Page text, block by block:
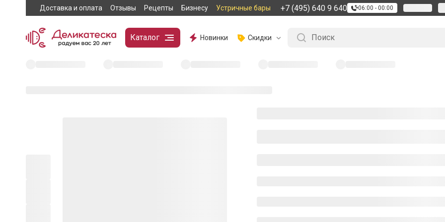
Доставка и оплата Отзывы Рецепты Бизнесу Устричные бары +7 (495) 640 9 640 06:00 - 00:00
Каталог Новинки Скидки